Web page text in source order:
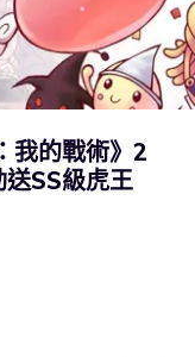
我的戰術》2
SS級虎王